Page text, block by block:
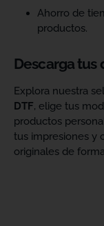
Ahorro de
productos.
Descarga tus
Explora nuestra
DTF, elige tus
productos
tus impresiones y
originales de